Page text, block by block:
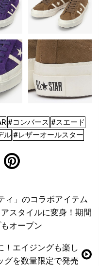
#コンバース #スエード
ル #レザーオールスター
ィ」のコラボアイテム
スタイルに変身！期間
オープン
！エイジングも楽し
グを数量限定で発売